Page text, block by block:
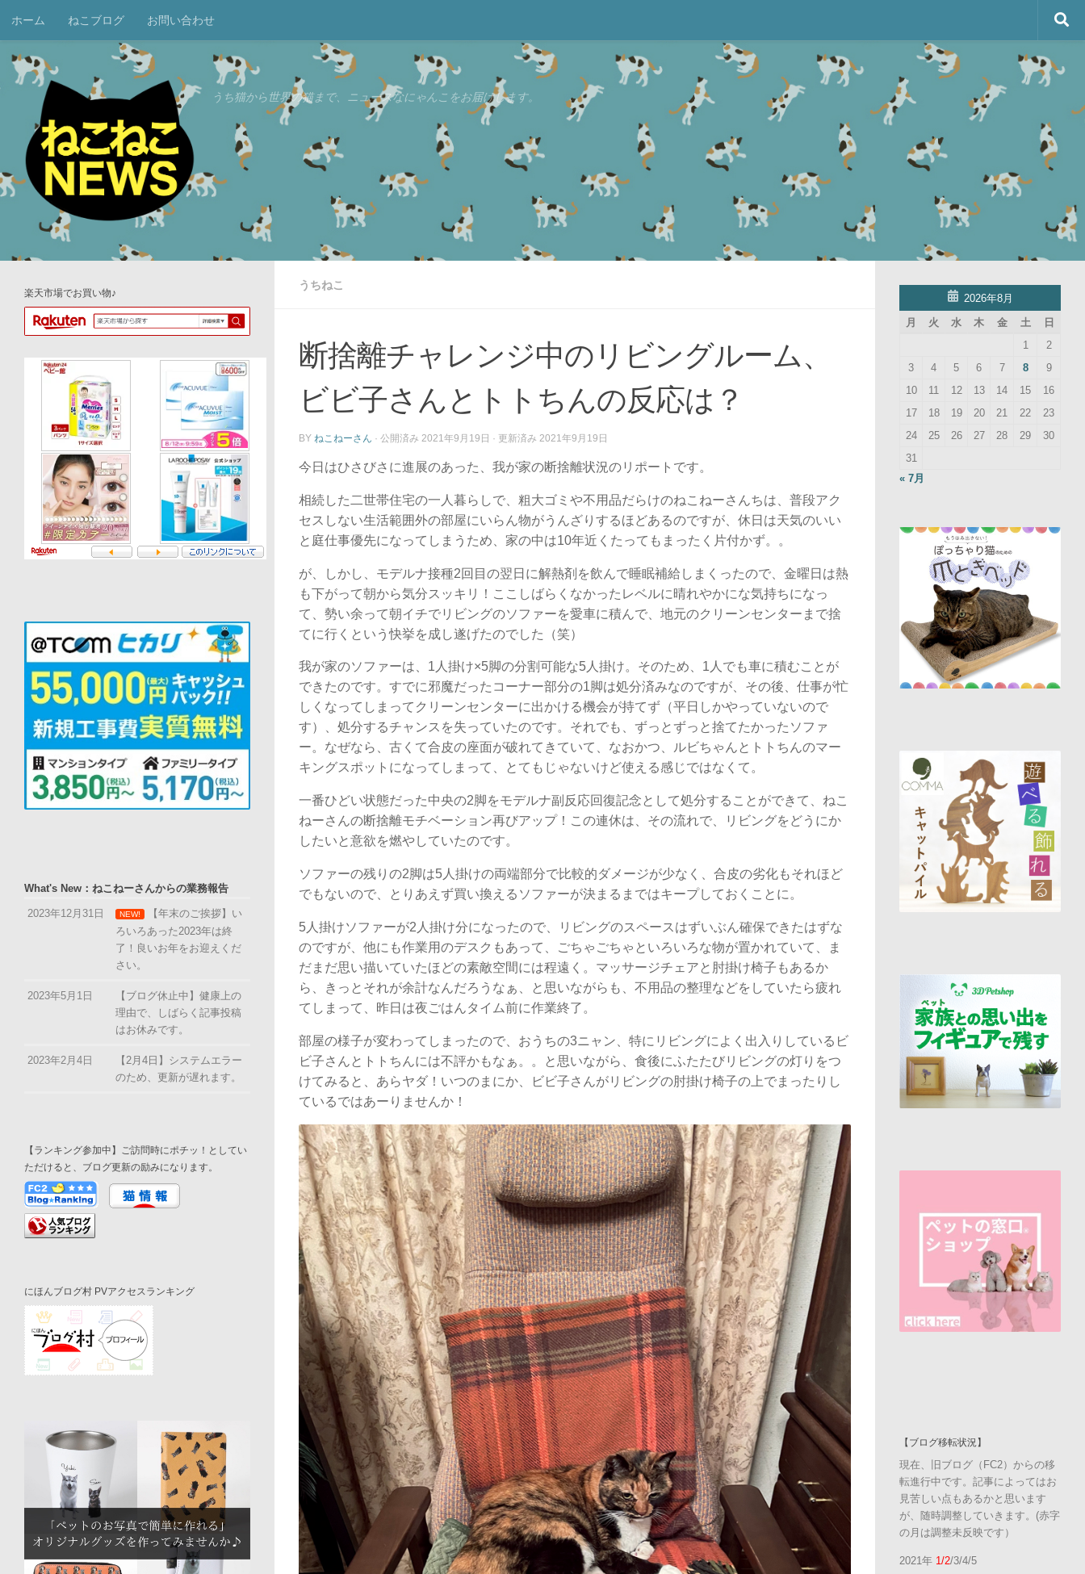
コンテンツへスキップ
ホーム ねこブログ お問い合わせ
うち猫から世界の猫まで、ニュースなにゃんこをお届けします。
うちねこ
断捨離チャレンジ中のリビングルーム、
ビビ子さんとトトちんの反応は？
BY ねこねーさん · 公開済み 2021年9月19日 · 更新済み 2021年9月19日
今日はひさびさに進展のあった、我が家の断捨離状況のリポートです。
相続した二世帯住宅の一人暮らしで、粗大ゴミや不用品だらけのねこねーさんちは、普段アク
セスしない生活範囲外の部屋にいらん物がうんざりするほどあるのですが、休日は天気のいい
と庭仕事優先になってしまうため、家の中は10年近くたってもまったく片付かず。。
が、しかし、モデルナ接種2回目の翌日に解熱剤を飲んで睡眠補給しまくったので、金曜日は熱
も下がって朝から気分スッキリ！ここしばらくなかったレベルに晴れやかにな気持ちになっ
て、勢い余って朝イチでリビングのソファーを愛車に積んで、地元のクリーンセンターまで捨
てに行くという快挙を成し遂げたのでした（笑）
我が家のソファーは、1人掛け×5脚の分割可能な5人掛け。そのため、1人でも車に積むことが
できたのです。すでに邪魔だったコーナー部分の1脚は処分済みなのですが、その後、仕事が忙
しくなってしまってクリーンセンターに出かける機会が持てず（平日しかやっていないので
す）、処分するチャンスを失っていたのです。それでも、ずっとずっと捨てたかったソファ
ー。なぜなら、古くて合皮の座面が破れてきていて、なおかつ、ルビちゃんとトトちんのマー
キングスポットになってしまって、とてもじゃないけど使える感じではなくて。
一番ひどい状態だった中央の2脚をモデルナ副反応回復記念として処分することができて、ねこ
ねーさんの断捨離モチベーション再びアップ！この連休は、その流れで、リビングをどうにか
したいと意欲を燃やしていたのです。
ソファーの残りの2脚は5人掛けの両端部分で比較的ダメージが少なく、合皮の劣化もそれほど
でもないので、とりあえず買い換えるソファーが決まるまではキープしておくことに。
5人掛けソファーが2人掛け分になったので、リビングのスペースはずいぶん確保できたはずな
のですが、他にも作業用のデスクもあって、ごちゃごちゃといろいろな物が置かれていて、ま
だまだ思い描いていたほどの素敵空間には程遠く。マッサージチェアと肘掛け椅子もあるか
ら、きっとそれが余計なんだろうなぁ、と思いながらも、不用品の整理などをしていたら疲れ
てしまって、昨日は夜ごはんタイム前に作業終了。
部屋の様子が変わってしまったので、おうちの3ニャン、特にリビングによく出入りしているビ
ビ子さんとトトちんには不評かもなぁ。。と思いながら、食後にふたたびリビングの灯りをつ
けてみると、あらヤダ！いつのまにか、ビビ子さんがリビングの肘掛け椅子の上でまったりし
ているではあーりませんか！
楽天市場でお買い物♪
What's New：ねこねーさんからの業務報告
2023年12月31日 NEW! 【年末のご挨拶】い
ろいろあった2023年は終
了！良いお年をお迎えくだ
さい。
2023年5月1日
【ブログ休止中】健康上の
理由で、しばらく記事投稿
はお休みです。
2023年2月4日
【2月4日】システムエラー
のため、更新が遅れます。
【ランキング参加中】ご訪問時にポチッ！としてい
ただけると、ブログ更新の励みになります。
にほんブログ村 PVアクセスランキング
2026年8月
月
火 水 木 金 土
日
1
2
3
4 5 6 7 8
9
10
11 12 13 14 15
16
17
18 19 20 21 22
23
24
25 26 27 28 29
30
31
« 7月
【ブログ移転状況】
現在、旧ブログ（FC2）からの移
転進行中です。記事によってはお
見苦しい点もあるかと思います
が、随時調整していきます。(赤字
の月は調整未反映です）
2021年 1/2/3/4/5